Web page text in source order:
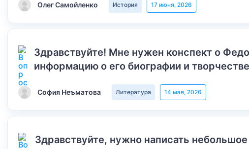
Олег Самойленко История 17 июня, 2026
Здравствуйте! Мне нужен конспект о
информацию о его биографии и
София Неъматова Литература 14 мая, 2026
Здравствуйте, нужно написать